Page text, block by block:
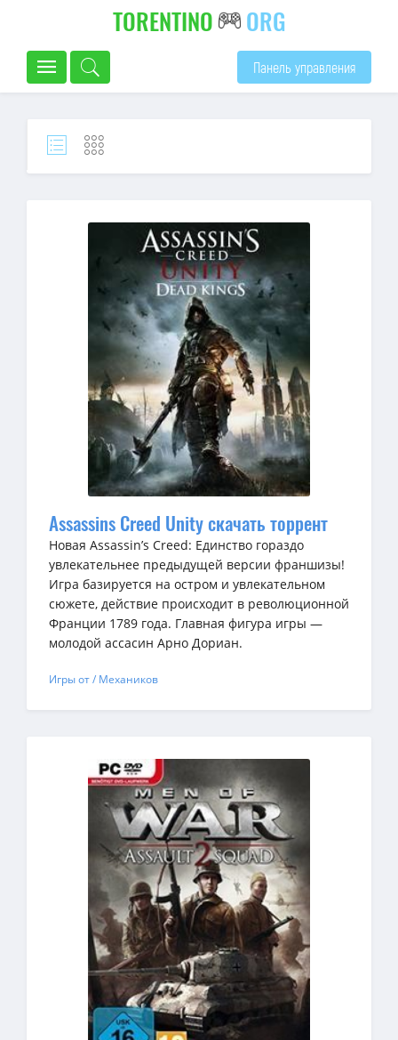
TORENTINO ORG
Панель управления
Assassins Creed Unity скачать торрент
Новая Assassin’s Creed: Единство гораздо
увлекательнее предыдущей версии франшизы!
Игра базируется на остром и увлекательном
сюжете, действие происходит в революционной
Франции 1789 года. Главная фигура игры —
молодой ассасин Арно Дориан.
Игры от / Механиков